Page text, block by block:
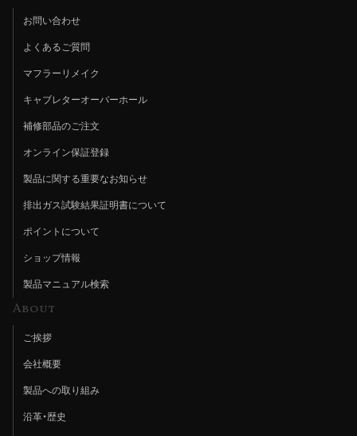
お問い合わせ
よくあるご質問
マフラーリメイク
キャブレターオーバーホール
補修部品のご注文
オンライン保証登録
製品に関する重要なお知らせ
排出ガス試験結果証明書について
ポイントについて
ショップ情報
製品マニュアル検索
About
ご挨拶
会社概要
製品への取り組み
沿革・歴史